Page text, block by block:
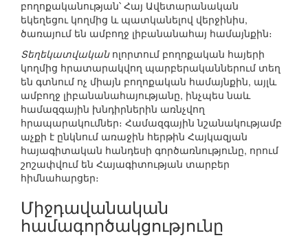
բողոքականության՝ Հայ Ավետարանական
եկեղեցու կողմից և պատկանելով վերջինիս,
ծառայում են ամբողջ լիբանանահայ համայնքին։
Տեղեկատվականոլորտում բողոքական հայերի
կողմից հրատարակվող պարբերականներում տեղ
են գտնում ոչ միայն բողոքական համայնքին, այլև
ամբողջ լիբանանահայությանը, ինչպես նաև
համազգային խնդիրներին առնչվող
հրապարակումներ։ Համազգային նշանակությամբ
աչքի է ընկնում առաջին հերթին Հայկազյան
հայագիտական հանդեսի գործառնությունը, որում
շոշափվում են Հայագիտության տարբեր
հիմնահարցեր։
Միջդավանական
համագործակցությունը